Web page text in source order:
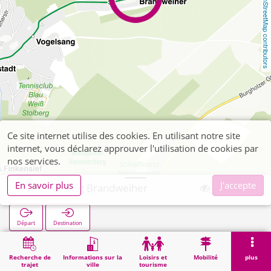
OpenStreetMap contributors
Recherche de
trajet
Informations sur la
ville
Loisirs et
tourisme
Mobilité plus
Donnerberg Brandweiher
Départ Destination
Démarrage Donnerberg Brandweiher
Ce site internet utilise des cookies. En utilisant notre site
internet, vous déclarez approuver l'utilisation de cookies par
nos services.
En savoir plus
J'accepte